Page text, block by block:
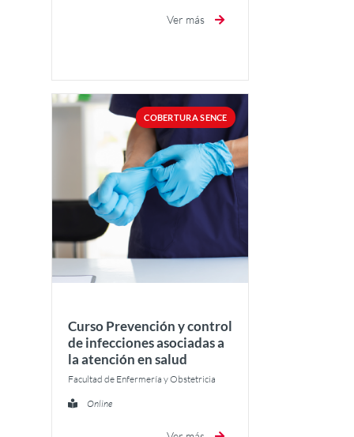
Ver más
COBERTURA SENCE
Curso Prevención y control
de infecciones asociadas a
la atención en salud
Facultad de Enfermería y Obstetricia
Online